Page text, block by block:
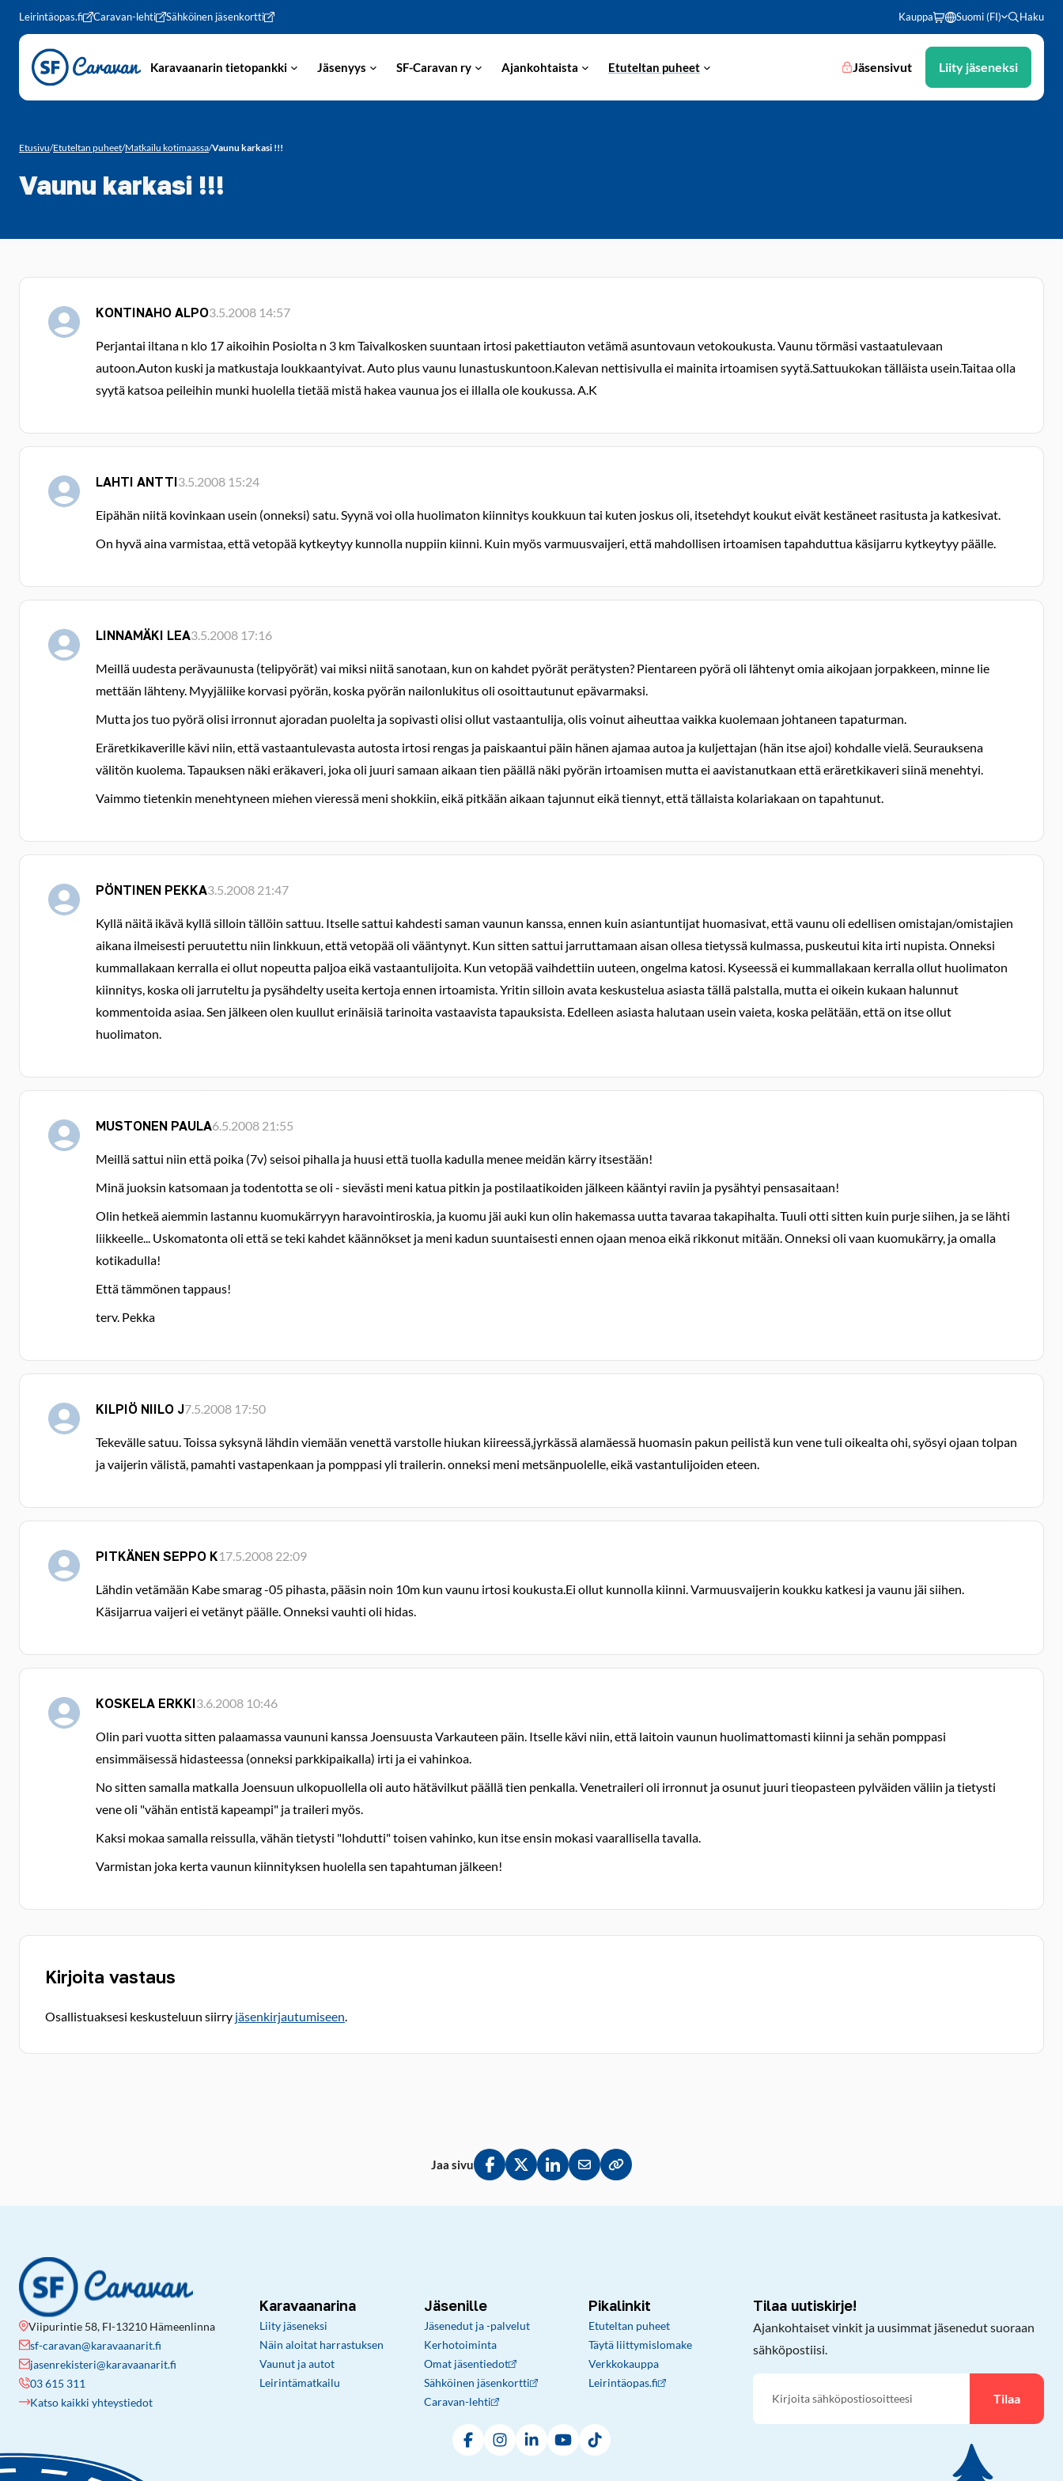
Siirry sivun sisältöön
Leirintäopas.fi Caravan-lehti Sähköinen jäsenkortti Kauppa Suomi (FI) Haku
Karavaanarin tietopankki Jäsenyys SF-Caravan ry Ajankohtaista Etuteltan puheet Jäsensivut Liity jäseneksi
Etusivu/Etuteltan puheet/Matkailu kotimaassa/Vaunu karkasi !!!
Vaunu karkasi !!!
KONTINAHO ALPO3.5.2008 14:57
Perjantai iltana n klo 17 aikoihin Posiolta n 3 km Taivalkosken suuntaan irtosi pakettiauton vetämä asuntovaun vetokoukusta. Vaunu törmäsi vastaatulevaan
autoon.Auton kuski ja matkustaja loukkaantyivat. Auto plus vaunu lunastuskuntoon.Kalevan nettisivulla ei mainita irtoamisen syytä.Sattuukokan tälläista usein.Taitaa olla
syytä katsoa peileihin munki huolella tietää mistä hakea vaunua jos ei illalla ole koukussa. A.K
LAHTI ANTTI3.5.2008 15:24
Eipähän niitä kovinkaan usein (onneksi) satu. Syynä voi olla huolimaton kiinnitys koukkuun tai kuten joskus oli, itsetehdyt koukut eivät kestäneet rasitusta ja katkesivat.
On hyvä aina varmistaa, että vetopää kytkeytyy kunnolla nuppiin kiinni. Kuin myös varmuusvaijeri, että mahdollisen irtoamisen tapahduttua käsijarru kytkeytyy päälle.
LINNAMÄKI LEA3.5.2008 17:16
Meillä uudesta perävaunusta (telipyörät) vai miksi niitä sanotaan, kun on kahdet pyörät perätysten? Pientareen pyörä oli lähtenyt omia aikojaan jorpakkeen, minne lie
mettään lähteny. Myyjäliike korvasi pyörän, koska pyörän nailonlukitus oli osoittautunut epävarmaksi.
Mutta jos tuo pyörä olisi irronnut ajoradan puolelta ja sopivasti olisi ollut vastaantulija, olis voinut aiheuttaa vaikka kuolemaan johtaneen tapaturman.
Eräretkikaverille kävi niin, että vastaantulevasta autosta irtosi rengas ja paiskaantui päin hänen ajamaa autoa ja kuljettajan (hän itse ajoi) kohdalle vielä. Seurauksena
välitön kuolema. Tapauksen näki eräkaveri, joka oli juuri samaan aikaan tien päällä näki pyörän irtoamisen mutta ei aavistanutkaan että eräretkikaveri siinä menehtyi.
Vaimmo tietenkin menehtyneen miehen vieressä meni shokkiin, eikä pitkään aikaan tajunnut eikä tiennyt, että tällaista kolariakaan on tapahtunut.
PÖNTINEN PEKKA3.5.2008 21:47
Kyllä näitä ikävä kyllä silloin tällöin sattuu. Itselle sattui kahdesti saman vaunun kanssa, ennen kuin asiantuntijat huomasivat, että vaunu oli edellisen omistajan/omistajien
aikana ilmeisesti peruutettu niin linkkuun, että vetopää oli vääntynyt. Kun sitten sattui jarruttamaan aisan ollesa tietyssä kulmassa, puskeutui kita irti nupista. Onneksi
kummallakaan kerralla ei ollut nopeutta paljoa eikä vastaantulijoita. Kun vetopää vaihdettiin uuteen, ongelma katosi. Kyseessä ei kummallakaan kerralla ollut huolimaton
kiinnitys, koska oli jarruteltu ja pysähdelty useita kertoja ennen irtoamista. Yritin silloin avata keskustelua asiasta tällä palstalla, mutta ei oikein kukaan halunnut
kommentoida asiaa. Sen jälkeen olen kuullut erinäisiä tarinoita vastaavista tapauksista. Edelleen asiasta halutaan usein vaieta, koska pelätään, että on itse ollut
huolimaton.
MUSTONEN PAULA6.5.2008 21:55
Meillä sattui niin että poika (7v) seisoi pihalla ja huusi että tuolla kadulla menee meidän kärry itsestään!
Minä juoksin katsomaan ja todentotta se oli - sievästi meni katua pitkin ja postilaatikoiden jälkeen kääntyi raviin ja pysähtyi pensasaitaan!
Olin hetkeä aiemmin lastannu kuomukärryyn haravointiroskia, ja kuomu jäi auki kun olin hakemassa uutta tavaraa takapihalta. Tuuli otti sitten kuin purje siihen, ja se lähti
liikkeelle... Uskomatonta oli että se teki kahdet käännökset ja meni kadun suuntaisesti ennen ojaan menoa eikä rikkonut mitään. Onneksi oli vaan kuomukärry, ja omalla
kotikadulla!
Että tämmönen tappaus!
terv. Pekka
KILPIÖ NIILO J7.5.2008 17:50
Tekevälle satuu. Toissa syksynä lähdin viemään venettä varstolle hiukan kiireessä,jyrkässä alamäessä huomasin pakun peilistä kun vene tuli oikealta ohi, syösyi ojaan tolpan
ja vaijerin välistä, pamahti vastapenkaan ja pomppasi yli trailerin. onneksi meni metsänpuolelle, eikä vastantulijoiden eteen.
PITKÄNEN SEPPO K17.5.2008 22:09
Lähdin vetämään Kabe smarag -05 pihasta, pääsin noin 10m kun vaunu irtosi koukusta.Ei ollut kunnolla kiinni. Varmuusvaijerin koukku katkesi ja vaunu jäi siihen.
Käsijarrua vaijeri ei vetänyt päälle. Onneksi vauhti oli hidas.
KOSKELA ERKKI3.6.2008 10:46
Olin pari vuotta sitten palaamassa vaununi kanssa Joensuusta Varkauteen päin. Itselle kävi niin, että laitoin vaunun huolimattomasti kiinni ja sehän pomppasi
ensimmäisessä hidasteessa (onneksi parkkipaikalla) irti ja ei vahinkoa.
No sitten samalla matkalla Joensuun ulkopuollella oli auto hätävilkut päällä tien penkalla. Venetraileri oli irronnut ja osunut juuri tieopasteen pylväiden väliin ja tietysti
vene oli "vähän entistä kapeampi" ja traileri myös.
Kaksi mokaa samalla reissulla, vähän tietysti "lohdutti" toisen vahinko, kun itse ensin mokasi vaarallisella tavalla.
Varmistan joka kerta vaunun kiinnityksen huolella sen tapahtuman jälkeen!
Kirjoita vastaus
Osallistuaksesi keskusteluun siirry jäsenkirjautumiseen.
Jaa sivu
Jaa Facebookissa
Jaa Twitterissä
Jaa LinkedInissä
Jaa sähköpostitse
Kopioi linkki leikepöydälle
Viipurintie 58, FI-13210 Hämeenlinna
sf-caravan@karavaanarit.fi
jasenrekisteri@karavaanarit.fi
03 615 311
Katso kaikki yhteystiedot
Karavaanarina
Liity jäseneksi
Näin aloitat harrastuksen
Vaunut ja autot
Leirintämatkailu
Jäsenille
Jäsenedut ja -palvelut
Kerhotoiminta
Omat jäsentiedot
Sähköinen jäsenkortti
Caravan-lehti
Pikalinkit
Etuteltan puheet
Täytä liittymislomake
Verkkokauppa
Leirintäopas.fi
Tilaa uutiskirje!
Ajankohtaiset vinkit ja uusimmat jäsenedut suoraan
sähköpostiisi.
Tilaa
FacebookInstagramLinkedInYouTubeTikTok